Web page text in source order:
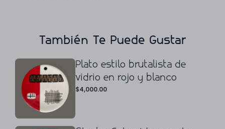
También Te Puede Gustar
Plato estilo brutalista de
vidrio en rojo y blanco
$4,000.00